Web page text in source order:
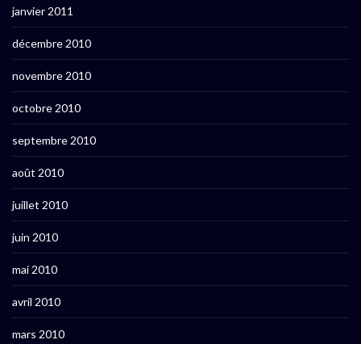
janvier 2011
décembre 2010
novembre 2010
octobre 2010
septembre 2010
août 2010
juillet 2010
juin 2010
mai 2010
avril 2010
mars 2010